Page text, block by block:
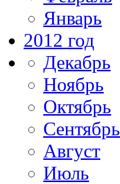
Январь
2012 год
Декабрь
Ноябрь
Октябрь
Сентябрь
Август
Июль